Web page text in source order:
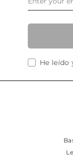
He leído
Lea algunas de las opiniones